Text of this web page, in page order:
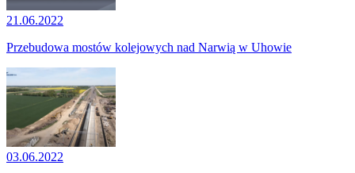
21.06.2022
Przebudowa mostów kolejowych nad Narwią w Uhowie
03.06.2022